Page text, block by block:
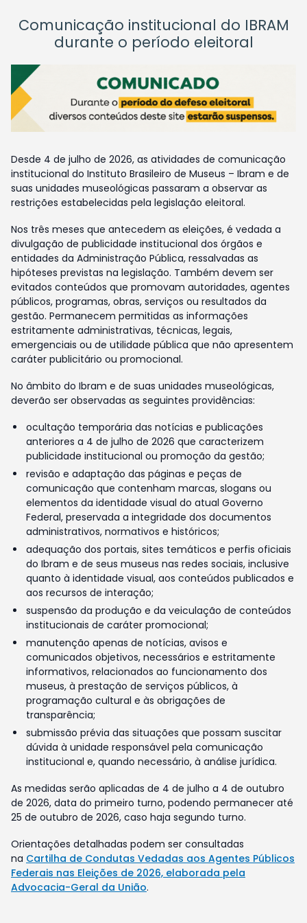
Comunicação institucional do IBRAM
durante o período eleitoral
Desde 4 de julho de 2026, as atividades de comunicação
institucional do Instituto Brasileiro de Museus – Ibram e de
suas unidades museológicas passaram a observar as
restrições estabelecidas pela legislação eleitoral.
Nos três meses que antecedem as eleições, é vedada a
divulgação de publicidade institucional dos órgãos e
entidades da Administração Pública, ressalvadas as
hipóteses previstas na legislação. Também devem ser
evitados conteúdos que promovam autoridades, agentes
públicos, programas, obras, serviços ou resultados da
gestão. Permanecem permitidas as informações
estritamente administrativas, técnicas, legais,
emergenciais ou de utilidade pública que não apresentem
caráter publicitário ou promocional.
No âmbito do Ibram e de suas unidades museológicas,
deverão ser observadas as seguintes providências:
ocultação temporária das notícias e publicações
anteriores a 4 de julho de 2026 que caracterizem
publicidade institucional ou promoção da gestão;
revisão e adaptação das páginas e peças de
comunicação que contenham marcas, slogans ou
elementos da identidade visual do atual Governo
Federal, preservada a integridade dos documentos
administrativos, normativos e históricos;
adequação dos portais, sites temáticos e perfis oficiais
do Ibram e de seus museus nas redes sociais, inclusive
quanto à identidade visual, aos conteúdos publicados e
aos recursos de interação;
suspensão da produção e da veiculação de conteúdos
institucionais de caráter promocional;
manutenção apenas de notícias, avisos e
comunicados objetivos, necessários e estritamente
informativos, relacionados ao funcionamento dos
museus, à prestação de serviços públicos, à
programação cultural e às obrigações de
transparência;
submissão prévia das situações que possam suscitar
dúvida à unidade responsável pela comunicação
institucional e, quando necessário, à análise jurídica.
As medidas serão aplicadas de 4 de julho a 4 de outubro
de 2026, data do primeiro turno, podendo permanecer até
25 de outubro de 2026, caso haja segundo turno.
Orientações detalhadas podem ser consultadas
na Cartilha de Condutas Vedadas aos Agentes Públicos
Federais nas Eleições de 2026, elaborada pela
Advocacia-Geral da União.